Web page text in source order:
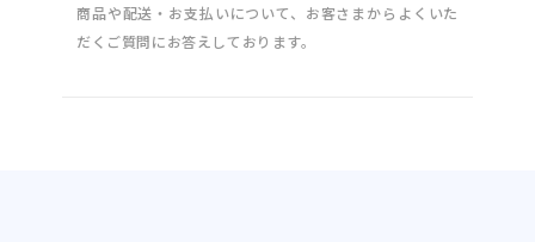
商品や配送・お支払いについて、お客さまからよくいた
だくご質問にお答えしております。